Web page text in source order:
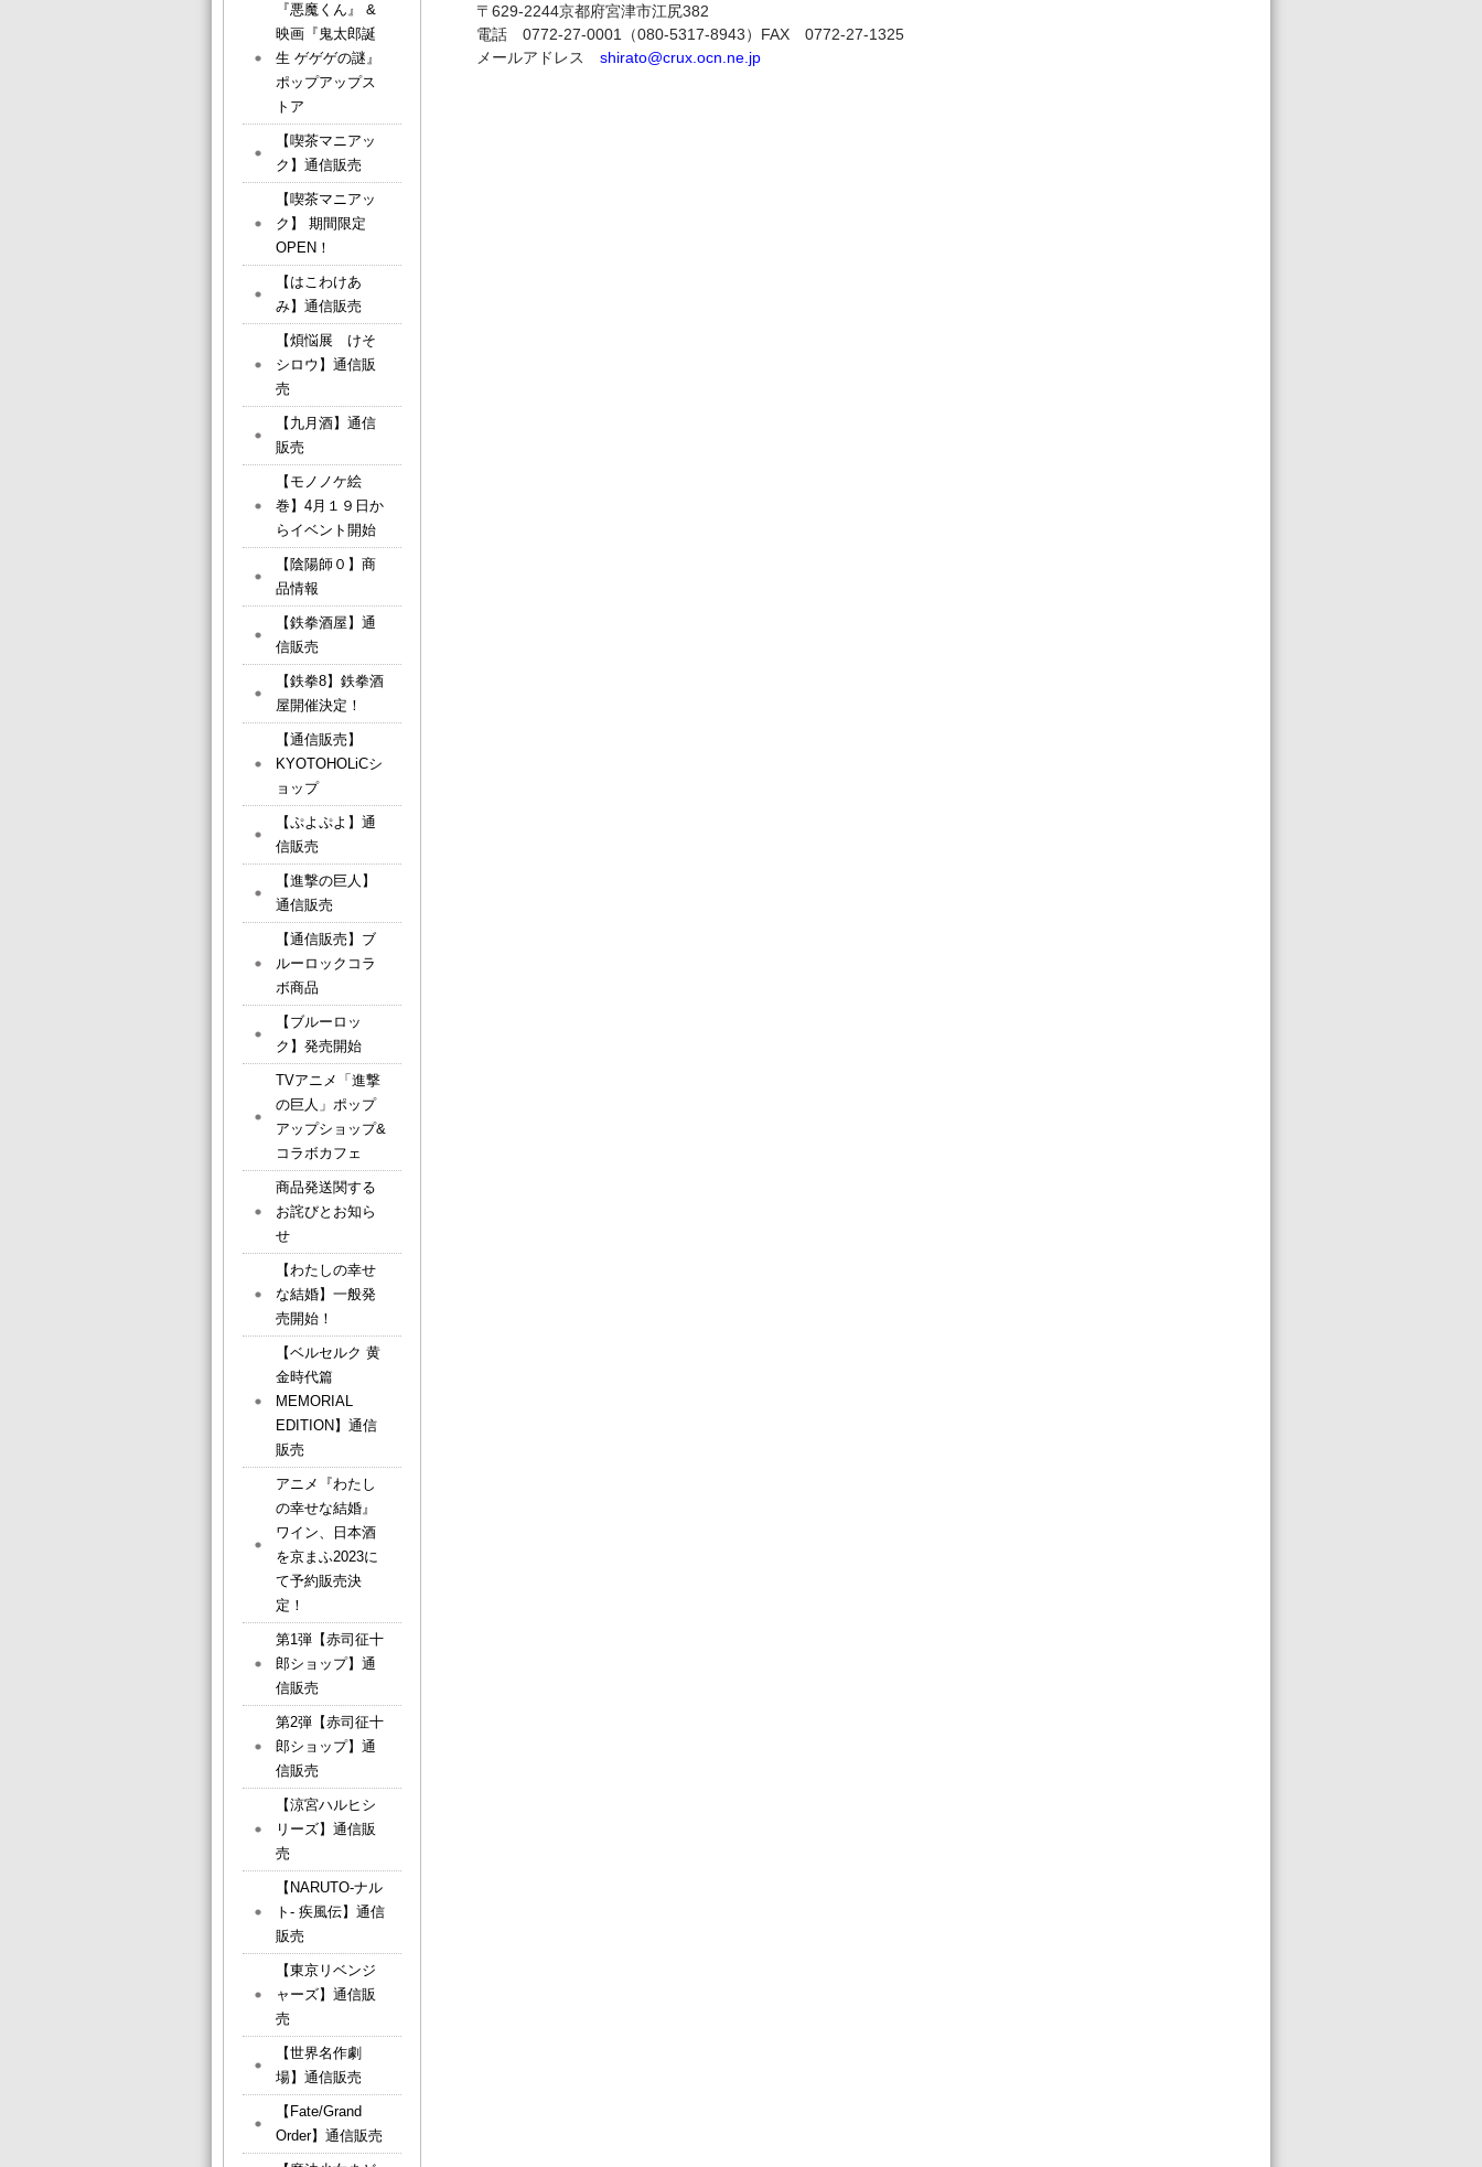
〒629-2244京都府宮津市江尻382
電話 0772-27-0001（080-5317-8943）FAX 0772-27-1325
メールアドレス shirato@crux.ocn.ne.jp
『悪魔くん』 &
映画『鬼太郎誕
生 ゲゲゲの謎』
ポップアップス
トア
【喫茶マニアッ
ク】通信販売
【喫茶マニアッ
ク】 期間限定
OPEN！
【はこわけあ
み】通信販売
【煩悩展 けそ
シロウ】通信販
売
【九月酒】通信
販売
【モノノケ絵
巻】4月１９日か
らイベント開始
【陰陽師０】商
品情報
【鉄拳酒屋】通
信販売
【鉄拳8】鉄拳酒
屋開催決定！
【通信販売】
KYOTOHOLiCシ
ョップ
【ぷよぷよ】通
信販売
【進撃の巨人】
通信販売
【通信販売】ブ
ルーロックコラ
ボ商品
【ブルーロッ
ク】発売開始
TVアニメ「進撃
の巨人」ポップ
アップショップ&
コラボカフェ
商品発送関する
お詫びとお知ら
せ
【わたしの幸せ
な結婚】一般発
売開始！
【ベルセルク 黄
金時代篇
MEMORIAL
EDITION】通信
販売
アニメ『わたし
の幸せな結婚』
ワイン、日本酒
を京まふ2023に
て予約販売決
定！
第1弾【赤司征十
郎ショップ】通
信販売
第2弾【赤司征十
郎ショップ】通
信販売
【涼宮ハルヒシ
リーズ】通信販
売
【NARUTO-ナル
ト- 疾風伝】通信
販売
【東京リベンジ
ャーズ】通信販
売
【世界名作劇
場】通信販売
【Fate/Grand
Order】通信販売